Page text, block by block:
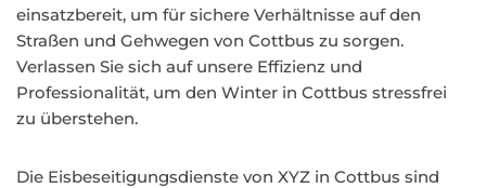
einsatzbereit, um für sichere Verhältnisse auf den
Straßen und Gehwegen von Cottbus zu sorgen.
Verlassen Sie sich auf unsere Effizienz und
Professionalität, um den Winter in Cottbus stressfrei
zu überstehen.
Die Eisbeseitigungsdienste von XYZ in Cottbus sind